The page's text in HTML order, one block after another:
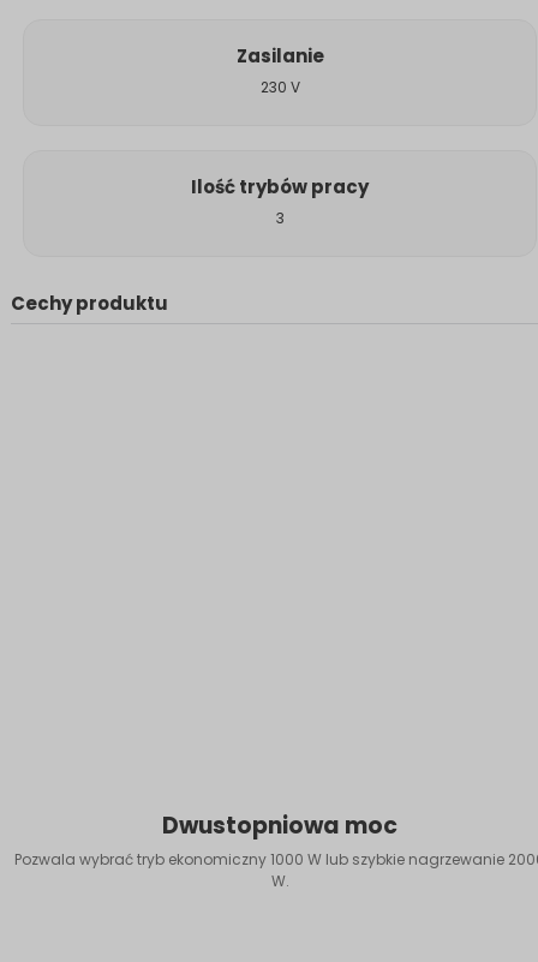
Zasilanie
230 V
Ilość trybów pracy
3
Cechy produktu
Dwustopniowa moc
Pozwala wybrać tryb ekonomiczny 1000 W lub szybkie nagrzewanie
W.